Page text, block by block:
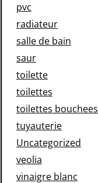
pvc
radiateur
salle de bain
saur
toilette
toilettes
toilettes bouchees
tuyauterie
Uncategorized
veolia
vinaigre blanc